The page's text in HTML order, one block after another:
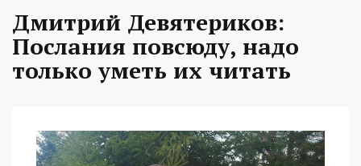
Дмитрий Девятериков:
Послания повсюду, надо
только уметь их читать